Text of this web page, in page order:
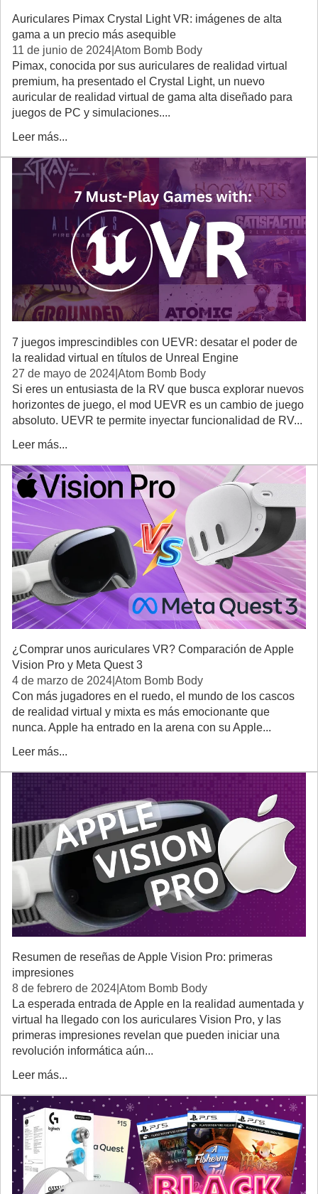
Auriculares Pimax Crystal Light VR: imágenes de alta
gama a un precio más asequible
11 de junio de 2024 Atom Bomb Body
Pimax, conocida por sus auriculares de realidad virtual
premium, ha presentado el Crystal Light, un nuevo
auricular de realidad virtual de gama alta diseñado para
juegos de PC y simulaciones....
Leer más...
7 juegos imprescindibles con UEVR: desatar el poder de
la realidad virtual en títulos de Unreal Engine
27 de mayo de 2024 Atom Bomb Body
Si eres un entusiasta de la RV que busca explorar nuevos
horizontes de juego, el mod UEVR es un cambio de juego
absoluto. UEVR te permite inyectar funcionalidad de RV...
Leer más...
¿Comprar unos auriculares VR? Comparación de Apple
Vision Pro y Meta Quest 3
4 de marzo de 2024 Atom Bomb Body
Con más jugadores en el ruedo, el mundo de los cascos
de realidad virtual y mixta es más emocionante que
nunca. Apple ha entrado en la arena con su Apple...
Leer más...
Resumen de reseñas de Apple Vision Pro: primeras
impresiones
8 de febrero de 2024 Atom Bomb Body
La esperada entrada de Apple en la realidad aumentada y
virtual ha llegado con los auriculares Vision Pro, y las
primeras impresiones revelan que pueden iniciar una
revolución informática aún...
Leer más...